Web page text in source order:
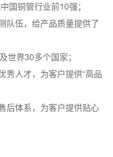
国铜管行业前10强；
队伍，给产品质量提供了
界30多个国家；
人才，为客户提供“高品
后体系，为客户提供贴心